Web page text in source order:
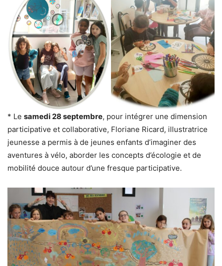
* Le samedi 28 septembre, pour intégrer une dimension
participative et collaborative, Floriane Ricard, illustratrice
jeunesse a permis à de jeunes enfants d’imaginer des
aventures à vélo, aborder les concepts d’écologie et de
mobilité douce autour d’une fresque participative.